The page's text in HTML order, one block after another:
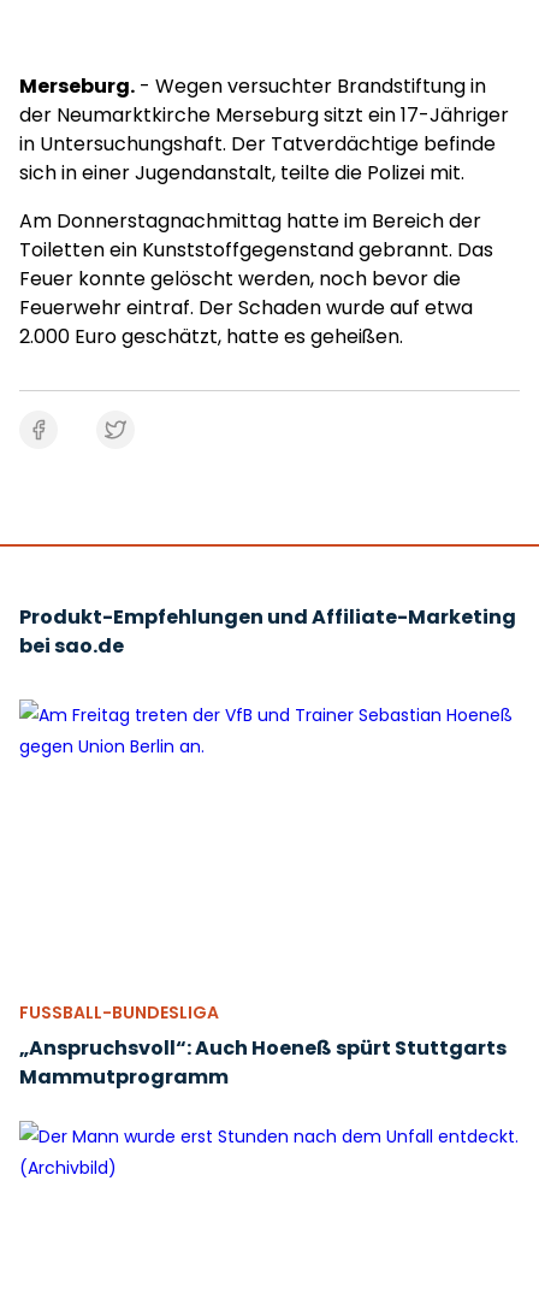
Merseburg. - Wegen versuchter Brandstiftung in
der Neumarktkirche Merseburg sitzt ein 17-Jähriger
in Untersuchungshaft. Der Tatverdächtige befinde
sich in einer Jugendanstalt, teilte die Polizei mit.
Am Donnerstagnachmittag hatte im Bereich der
Toiletten ein Kunststoffgegenstand gebrannt. Das
Feuer konnte gelöscht werden, noch bevor die
Feuerwehr eintraf. Der Schaden wurde auf etwa
2.000 Euro geschätzt, hatte es geheißen.
Produkt-Empfehlungen und Affiliate-Marketing
bei sao.de
FUSSBALL-BUNDESLIGA
„Anspruchsvoll“: Auch Hoeneß spürt Stuttgarts
Mammutprogramm